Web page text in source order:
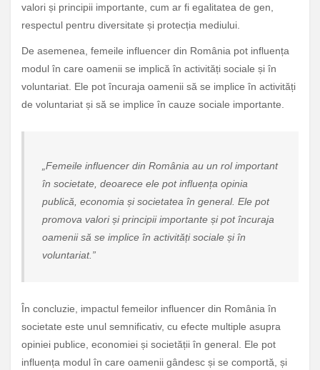
valori și principii importante, cum ar fi egalitatea de gen,
respectul pentru diversitate și protecția mediului.
De asemenea, femeile influencer din România pot influența
modul în care oamenii se implică în activități sociale și în
voluntariat. Ele pot încuraja oamenii să se implice în activități
de voluntariat și să se implice în cauze sociale importante.
„Femeile influencer din România au un rol important
în societate, deoarece ele pot influența opinia
publică, economia și societatea în general. Ele pot
promova valori și principii importante și pot încuraja
oamenii să se implice în activități sociale și în
voluntariat.”
În concluzie, impactul femeilor influencer din România în
societate este unul semnificativ, cu efecte multiple asupra
opiniei publice, economiei și societății în general. Ele pot
influența modul în care oamenii gândesc și se comportă, și